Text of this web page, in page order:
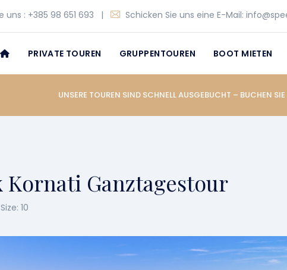
uns : +385 98 651 693 | Schicken Sie uns eine E-Mail:
PRIVATE TOUREN GRUPPENTOUREN BOOT MIETEN
UNSERE TOUREN SIND SCHNELL AUSGEBUCHT – BUCHEN
Ganztagestour
10